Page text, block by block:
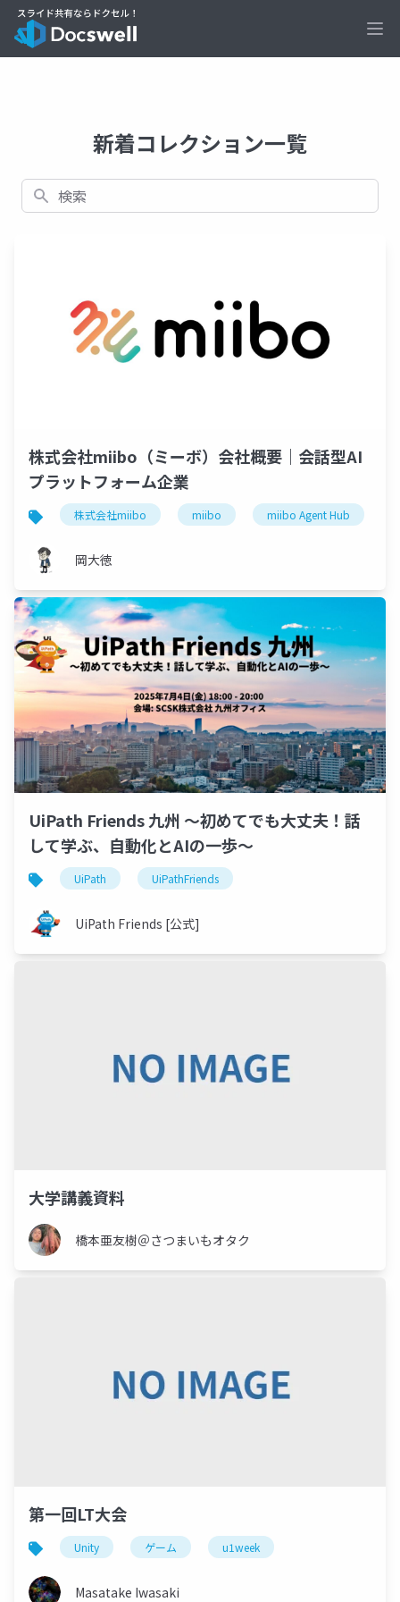
新着コレクション一覧
検索
株式会社miibo（ミーボ）会社概要｜会話型AI
プラットフォーム企業
株式会社miibo miibo miibo Agent Hub
岡大徳
UiPath Friends 九州 ～初めてでも大丈夫！話
して学ぶ、自動化とAIの一歩～
UiPath UiPathFriends
UiPath Friends [公式]
大学講義資料
橋本亜友樹＠さつまいもオタク
第一回LT大会
Unity ゲーム u1week
Masatake Iwasaki